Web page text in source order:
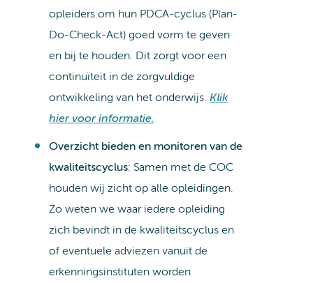
opleiders om hun PDCA-cyclus (Plan-
Do-Check-Act) goed vorm te geven
en bij te houden. Dit zorgt voor een
continuïteit in de zorgvuldige
ontwikkeling van het onderwijs. Klik
hier voor informatie.
Overzicht bieden en monitoren van de
kwaliteitscyclus: Samen met de COC
houden wij zicht op alle opleidingen.
Zo weten we waar iedere opleiding
zich bevindt in de kwaliteitscyclus en
of eventuele adviezen vanuit de
erkenningsinstituten worden